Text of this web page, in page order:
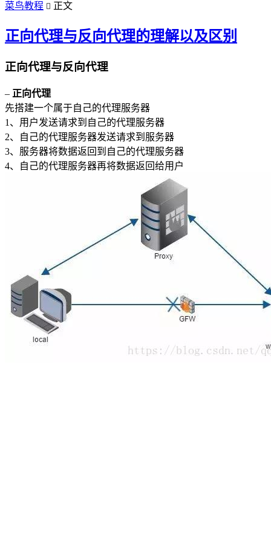
菜鸟教程  正文
正向代理与反向代理的理解以及区别
正向代理与反向代理
– 正向代理
先搭建一个属于自己的代理服务器
1、用户发送请求到自己的代理服务器
2、自己的代理服务器发送请求到服务器
3、服务器将数据返回到自己的代理服务器
4、自己的代理服务器再将数据返回给用户